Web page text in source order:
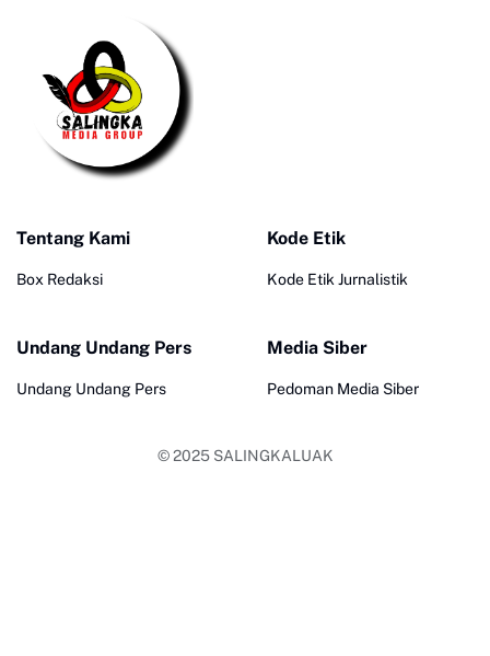
Tentang Kami
Box Redaksi
Kode Etik
Kode Etik Jurnalistik
Undang Undang Pers
Undang Undang Pers
Media Siber
Pedoman Media Siber
© 2025 SALINGKALUAK